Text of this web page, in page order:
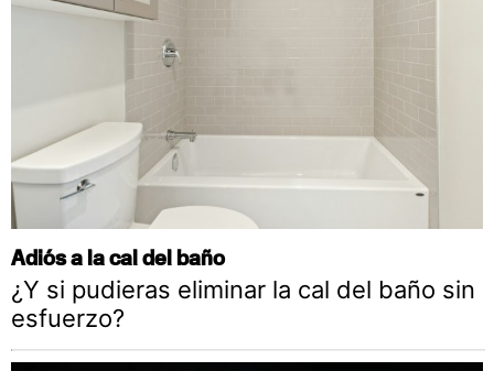
Adiós a la cal del baño
¿Y si pudieras eliminar la cal del baño sin
esfuerzo?